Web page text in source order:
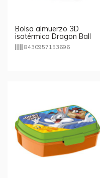
Bolsa almuerzo 3D
isotérmica Dragon Ball
Super8430957153696